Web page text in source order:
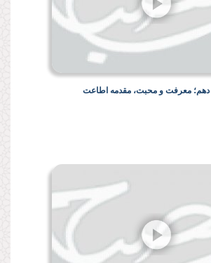
معرفت و محبت، مقدمه اطاعت